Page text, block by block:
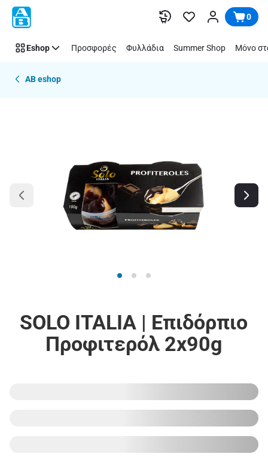
Παράλειψη 0
Eshop Προσφορές Φυλλάδια Summer Shop Μόνο
AB eshop
SOLO ITALIA | Επιδόρπιο
Προφιτερόλ 2x90g